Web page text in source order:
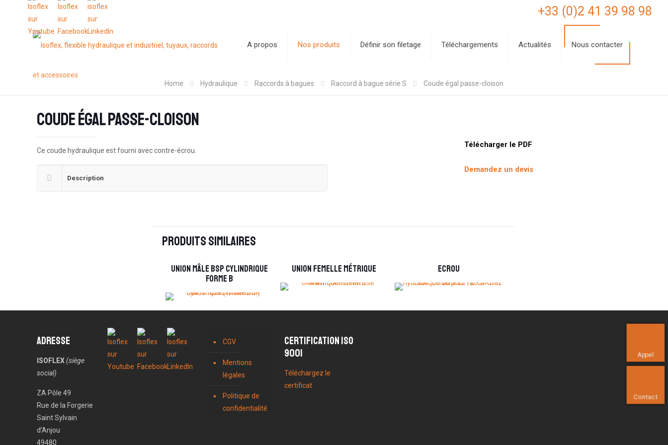
+33 (0)2 41 39 98 98
A propos Nos produits Définir son filetage Téléchargements Actualités Nous contacter
Home Hydraulique Raccords à bagues Raccord à bague série S Coude égal passe-cloison
Télécharger le PDF
Demandez un devis
Coude égal passe-cloison
Ce coude hydraulique est fourni avec contre-écrou.
Description
Produits similaires
Union mâle BSP Cylindrique
forme B
Union femelle Métrique Ecrou
Adresse
ISOFLEX(siège
social)
ZA Pôle 49
Rue de la Forgerie
Saint Sylvain
d’Anjou
49480
CGV
Mentions
légales
Politique de
confidentialité
Certification ISO
9001
Téléchargez le
certificat
Appel
Contact